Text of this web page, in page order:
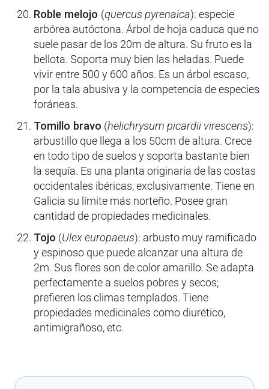
Roble melojo (quercus pyrenaica): especie
arbórea autóctona. Árbol de hoja caduca que no
suele pasar de los 20m de altura. Su fruto es la
bellota. Soporta muy bien las heladas. Puede
vivir entre 500 y 600 años. Es un árbol escaso,
por la tala abusiva y la competencia de especies
foráneas.
Tomillo bravo (helichrysum picardii virescens):
arbustillo que llega a los 50cm de altura. Crece
en todo tipo de suelos y soporta bastante bien
la sequía. Es una planta originaria de las costas
occidentales ibéricas, exclusivamente. Tiene en
Galicia su límite más norteño. Posee gran
cantidad de propiedades medicinales.
Tojo (Ulex europaeus): arbusto muy ramificado
y espinoso que puede alcanzar una altura de
2m. Sus flores son de color amarillo. Se adapta
perfectamente a suelos pobres y secos;
prefieren los climas templados. Tiene
propiedades medicinales como diurético,
antimigrañoso, etc.